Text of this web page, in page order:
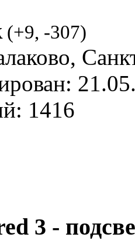
(+9, -307)
1416
3 -